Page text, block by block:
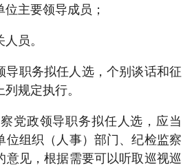
主要领导成员；
员。
导职务拟任人选，个别谈话和征
规定执行。
党政领导职务拟任人选，应当
位组织（人事）部门、纪检监察
意见，根据需要可以听取巡视巡